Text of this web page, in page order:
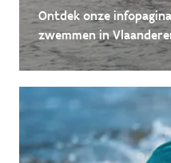
Ontdek onze
zwemmen in